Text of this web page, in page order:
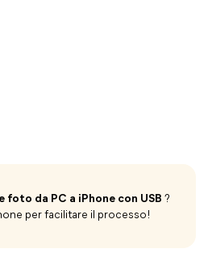
foto da PC a iPhone con USB ?
per facilitare il processo!